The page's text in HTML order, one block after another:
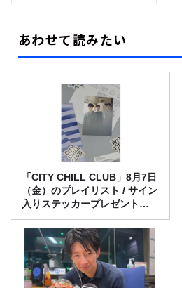
あわせて読みたい
「CITY CHILL CLUB」8月7日
（金）のプレイリスト / サイン
入りステッカープレゼント有
り